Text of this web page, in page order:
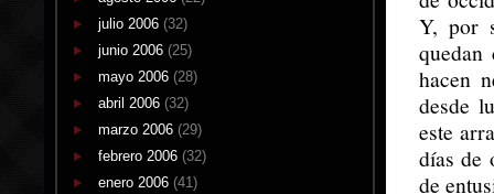
julio 2006 (32)
junio 2006 (25)
mayo 2006 (28)
abril 2006 (32)
marzo 2006 (29)
febrero 2006 (32)
enero 2006 (41)
Y, por
hacen
desde
este
días de
de